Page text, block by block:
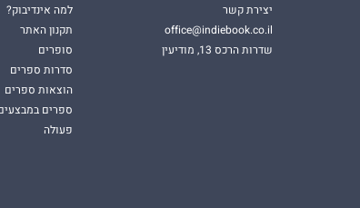
יצירת קשר
office@indiebook.co.il
שדרות הרכס 13, מודיעין
למה אינדיבוק?
תקנון האתר
סופרים
סדרות ספרים
הוצאות ספרים
ספרים
פעולה